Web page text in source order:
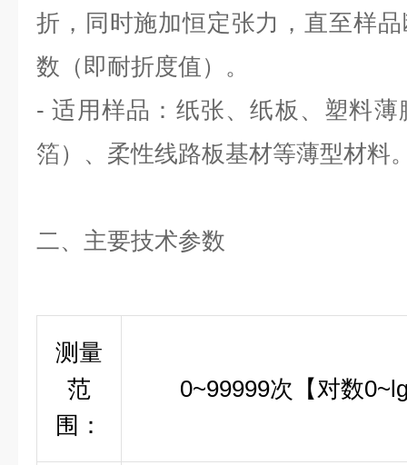
折，同时施加恒定张力，直至样
数（即耐折度值）。
- 适用样品：纸张、纸板、塑料
箔）、柔性线路板基材等薄型材料
二、主要技术参数
测量
范
围：
0~99999次【对数